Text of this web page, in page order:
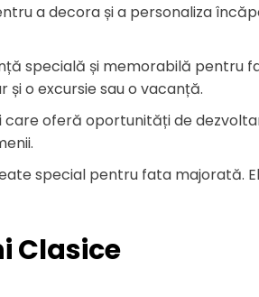
a decora și a personaliza
specială și memorabilă pentru
o excursie sau o vacanță.
care oferă oportunități de
special pentru fata majorată.
Clasice